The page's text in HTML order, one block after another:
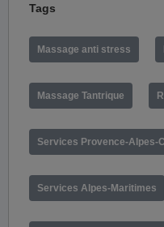
Tags
Massage anti stress
Massage Tantrique
Services Provence-Alpes-
Services Alpes-Maritimes